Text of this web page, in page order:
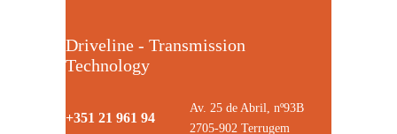
Driveline - Transmission
Technology
+351 21 961 94
Av. 25 de Abril, nº93B
2705-902 Terrugem